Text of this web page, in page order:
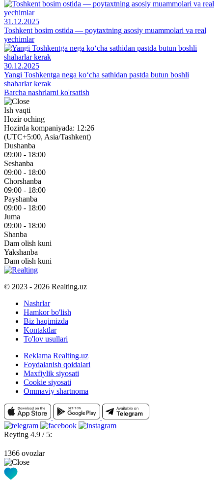
31.12.2025
Toshkent bosim ostida — poytaxtning asosiy muammolari va real
yechimlar
30.12.2025
Yangi Toshkentga nega ko‘cha sathidan pastda butun boshli
shaharlar kerak
Barcha nashrlarni ko'rsatish
Ish vaqti
Hozir oching
Hozirda kompaniyada: 12:26
(UTC+5:00, Asia/Tashkent)
Dushanba
09:00 - 18:00
Seshanba
09:00 - 18:00
Chorshanba
09:00 - 18:00
Payshanba
09:00 - 18:00
Juma
09:00 - 18:00
Shanba
Dam olish kuni
Yakshanba
Dam olish kuni
© 2023 - 2026 Realting.uz
Nashrlar
Hamkor bo'lish
Biz haqimizda
Kontaktlar
To'lov usullari
Reklama Realting.uz
Foydalanish qoidalari
Maxfiylik siyosati
Cookie siyosati
Ommaviy shartnoma
Reyting 4.9 / 5:
1366 ovozlar